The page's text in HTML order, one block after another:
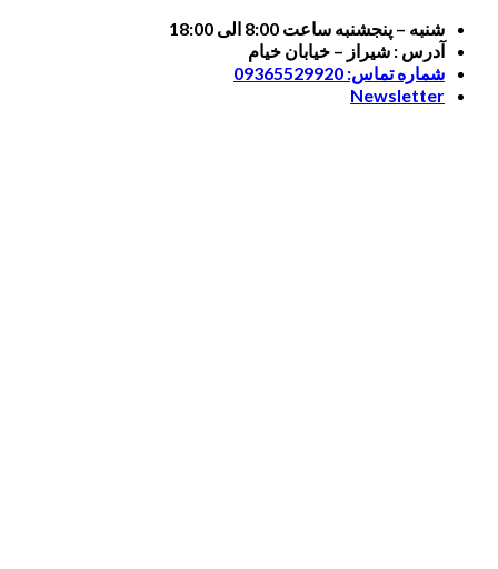
Skip
content
شنبه – پنجشنبه ساعت 8:00 الی 18:00
آدرس : شیراز – خیابان خیام
شماره تماس: 09365529920
Newsletter